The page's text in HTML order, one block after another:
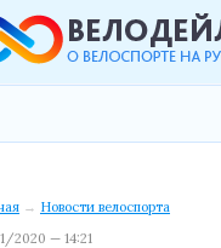
→ Новости велоспорта
2020 — 14:21